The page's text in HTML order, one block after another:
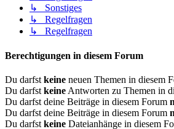
↳ Sonstiges
↳ Regelfragen
↳ Regelfragen
Berechtigungen in diesem Forum
Du darfst keine neuen Themen in diesem
Du darfst keine Antworten zu Themen in
Du darfst deine Beiträge in diesem Forum
Du darfst deine Beiträge in diesem Forum
Du darfst keine Dateianhänge in diesem